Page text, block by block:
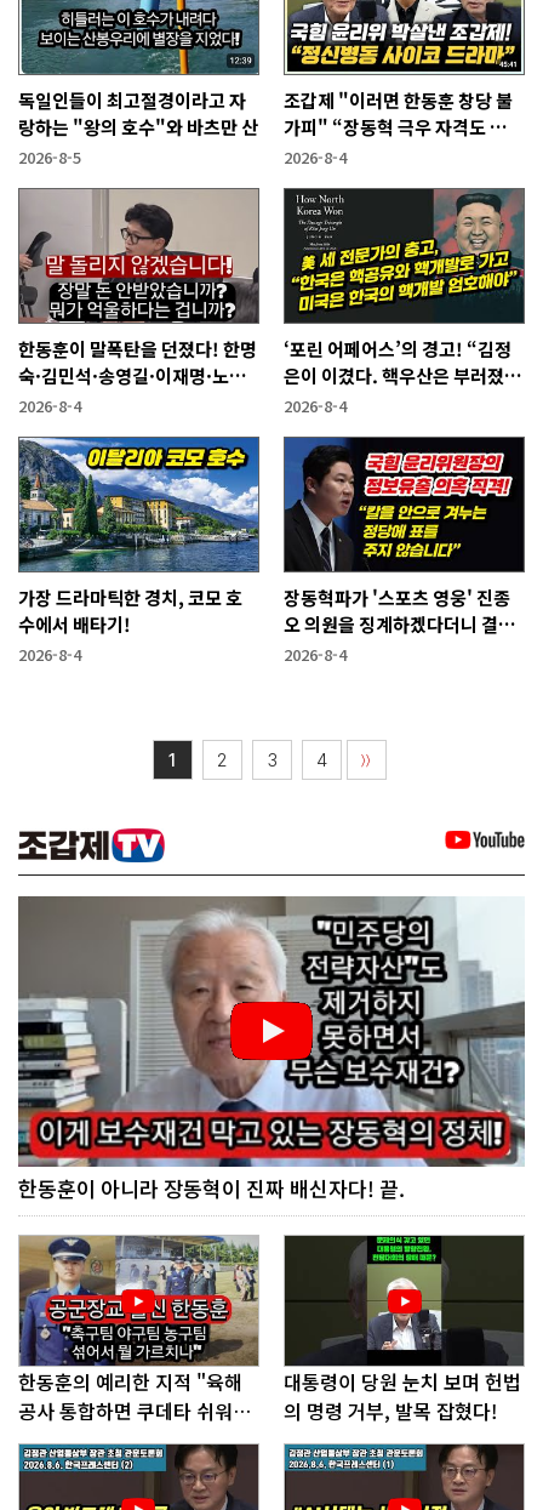
독일인들이 최고절경이라고 자
랑하는 "왕의 호수"와 바츠만 산
2026-8-5
조갑제 "이러면 한동훈 창당 불
가피" “장동혁 극우 자격도 없
어...2억 쓰고 성과 없어”
2026-8-4
한동훈이 말폭탄을 던졌다! 한명
숙·김민석·송영길·이재명·노
무현에게
2026-8-4
‘포린 어페어스’의 경고! “김정
은이 이겼다. 핵우산은 부러졌
다”
2026-8-4
가장 드라마틱한 경치, 코모 호
수에서 배타기!
2026-8-4
장동혁파가 '스포츠 영웅' 진종
오 의원을 징계하겠다더니 결국
···
2026-8-4
1 2 3 4 〉〉
한동훈이 아니라 장동혁이 진짜 배신자다! 끝.
한동훈의 예리한 지적 "육해
공사 통합하면 쿠데타 쉬워진
다"
대통령이 당원 눈치 보며 헌법
의 명령 거부, 발목 잡혔다!